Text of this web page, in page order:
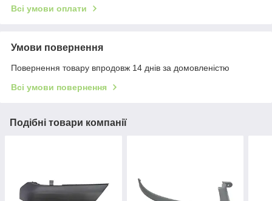
Всі умови оплати
Умови повернення
Повернення товару впродовж 14 днів за домовленістю
Всі умови повернення
Подібні товари компанії